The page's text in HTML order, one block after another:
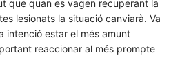
que quan es vagen recuperant la
lesionats la situació canviarà. Va
intenció estar el més amunt
reaccionar al més prompte